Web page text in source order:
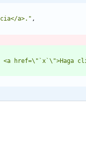
a>." ,
href=\"`x`\">Haga